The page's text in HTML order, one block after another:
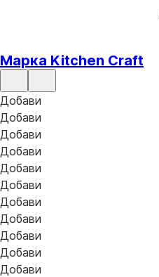
Марка Kitchen Craft
Добави
Добави
Добави
Добави
Добави
Добави
Добави
Добави
Добави
Добави
Добави